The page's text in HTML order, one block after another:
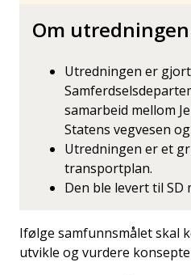
Om utredningen
Utredningen er
samarbeid mellom
Statens vegvesen
Utredningen er et
transportplan.
Den ble levert til SD
Ifølge samfunnsmålet skal
utvikle og vurdere